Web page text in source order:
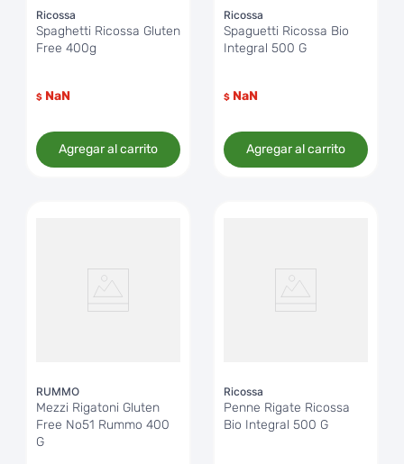
Ricossa
Spaghetti Ricossa Gluten
Free 400g
$ NaN
Agregar al carrito
Ricossa
Spaguetti Ricossa Bio
Integral 500 G
$ NaN
Agregar al carrito
RUMMO
Mezzi Rigatoni Gluten
Free No51 Rummo 400
G
Ricossa
Penne Rigate Ricossa
Bio Integral 500 G